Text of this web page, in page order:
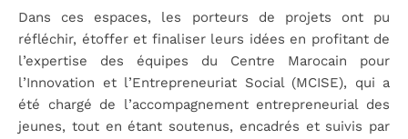
Dans ces espaces, les porteurs de projets ont pu
réfléchir, étoffer et finaliser leurs idées en profitant de
l’expertise des équipes du Centre Marocain pour
l’Innovation et l’Entrepreneuriat Social (MCISE), qui a
été chargé de l’accompagnement entrepreneurial des
jeunes, tout en étant soutenus, encadrés et suivis par